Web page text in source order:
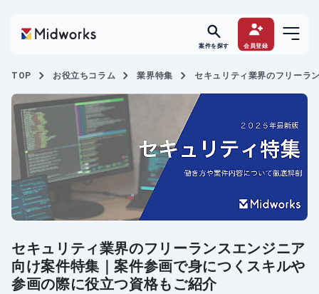
案件を探す 会員登録
TOP お役立ちコラム 業界特集 セキュリティ業界のフリーラ
セキュリティ業界のフリーランスエンジニア
向け案件特集｜案件参画で身につくスキルや
参画の際に役立つ資格もご紹介